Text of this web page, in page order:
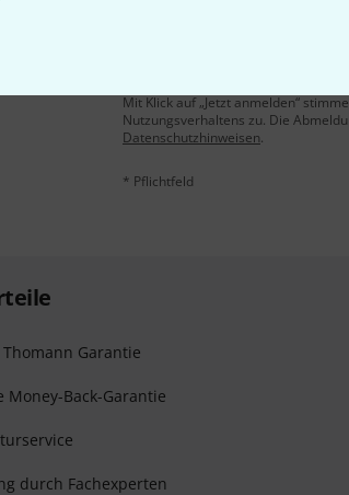
Glück
Mit Klick auf „Jetzt anmelden“
Nutzungsverhaltens zu. Die
Datenschutzhinweisen.
* Pflichtfeld
Thomann Garantie
Money-Back-Garantie
durch Fachexperten